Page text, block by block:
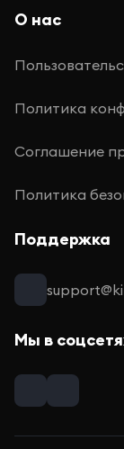
О нас
Политика
Соглашение
Политика
Поддержка
Мы в